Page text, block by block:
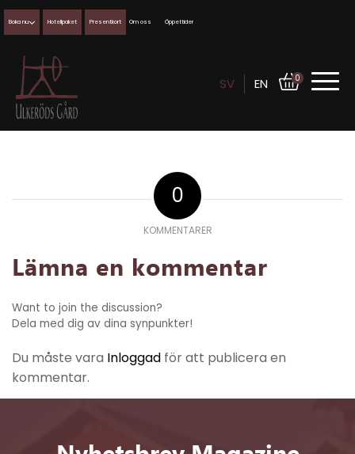
0
Boka nu Hotellpaket Presentkort Om oss Öppettider
SV EN
0
KOMMENTARER
Lämna en kommentar
Want to join the discussion?
Dela med dig av dina synpunkter!
Du måste vara inloggad för att publicera en
kommentar.